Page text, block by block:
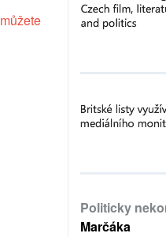
Politicky
Marčáka